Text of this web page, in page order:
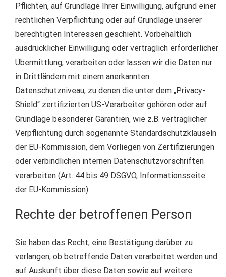
Pflichten, auf Grundlage Ihrer Einwilligung, aufgrund einer
rechtlichen Verpflichtung oder auf Grundlage unserer
berechtigten Interessen geschieht. Vorbehaltlich
ausdrücklicher Einwilligung oder vertraglich erforderlicher
Übermittlung, verarbeiten oder lassen wir die Daten nur
in Drittländern mit einem anerkannten
Datenschutzniveau, zu denen die unter dem „Privacy-
Shield“ zertifizierten US-Verarbeiter gehören oder auf
Grundlage besonderer Garantien, wie z.B. vertraglicher
Verpflichtung durch sogenannte Standardschutzklauseln
der EU-Kommission, dem Vorliegen von Zertifizierungen
oder verbindlichen internen Datenschutzvorschriften
verarbeiten (Art. 44 bis 49 DSGVO, Informationsseite
der EU-Kommission).
Rechte der betroffenen Person
Sie haben das Recht, eine Bestätigung darüber zu
verlangen, ob betreffende Daten verarbeitet werden und
auf Auskunft über diese Daten sowie auf weitere